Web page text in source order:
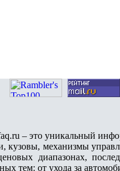
– это уникальный
кузовы, механизмы
диапазонах,
тем: от ухода за